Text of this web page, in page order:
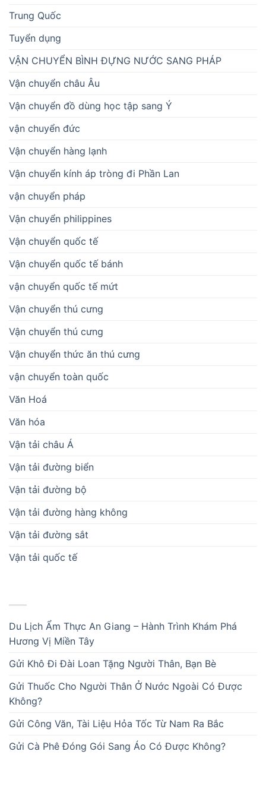
Trung Quốc
Tuyển dụng
VẬN CHUYỂN BÌNH ĐỰNG NƯỚC SANG PHÁP
Vận chuyển châu Âu
Vận chuyển đồ dùng học tập sang Ý
vận chuyển đức
Vận chuyển hàng lạnh
Vận chuyển kính áp tròng đi Phần Lan
vận chuyển pháp
Vận chuyển philippines
Vận chuyển quốc tế
Vận chuyển quốc tế bánh
vận chuyển quốc tế mứt
Vận chuyển thú cưng
Vận chuyển thú cưng
Vận chuyển thức ăn thú cưng
vận chuyển toàn quốc
Văn Hoá
Văn hóa
Vận tải châu Á
Vận tải đường biển
Vận tải đường bộ
Vận tải đường hàng không
Vận tải đường sắt
Vận tải quốc tế
Du Lịch Ẩm Thực An Giang – Hành Trình Khám Phá
Hương Vị Miền Tây
Gửi Khô Đi Đài Loan Tặng Người Thân, Bạn Bè
Gửi Thuốc Cho Người Thân Ở Nước Ngoài Có Được
Không?
Gửi Công Văn, Tài Liệu Hỏa Tốc Từ Nam Ra Bắc
Gửi Cà Phê Đóng Gói Sang Áo Có Được Không?